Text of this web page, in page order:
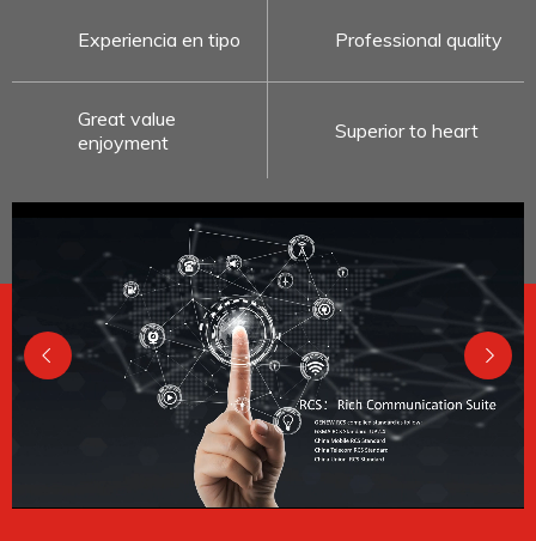
Experiencia en tipo Professional quality
Great value
enjoyment
Superior to heart